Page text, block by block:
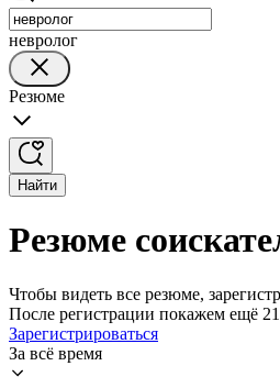
невролог
Резюме
Найти
Резюме
Чтобы видеть все резюме,
После регистрации покажем ещё
Зарегистрироваться
За всё время